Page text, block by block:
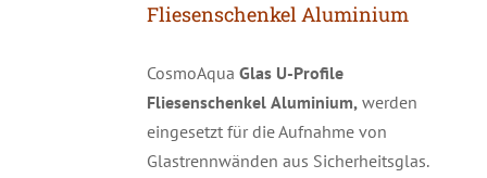
Fliesenschenkel Aluminium
CosmoAqua Glas U-Profile
Fliesenschenkel Aluminium,werden
eingesetzt für die Aufnahme von
Glastrennwänden aus Sicherheitsglas.